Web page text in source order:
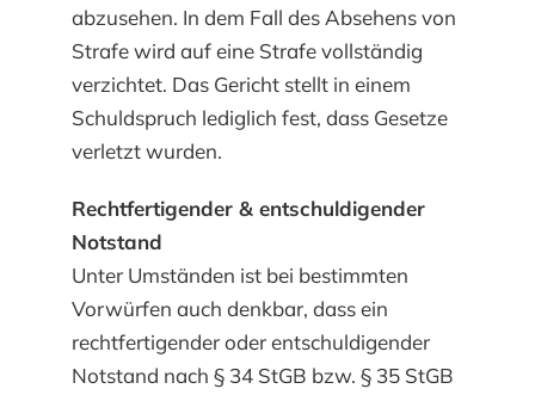
abzusehen. In dem Fall des Absehens von
Strafe wird auf eine Strafe vollständig
verzichtet. Das Gericht stellt in einem
Schuldspruch lediglich fest, dass Gesetze
verletzt wurden.
Rechtfertigender & entschuldigender
Notstand
Unter Umständen ist bei bestimmten
Vorwürfen auch denkbar, dass ein
rechtfertigender oder entschuldigender
Notstand nach § 34 StGB bzw. § 35 StGB